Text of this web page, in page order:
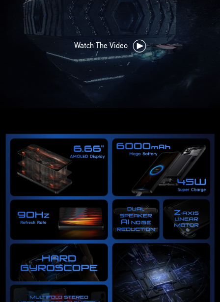
Watch The Video